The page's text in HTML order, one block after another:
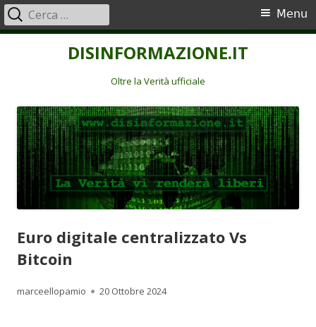
DISINFORMAZIONE.IT
Oltre la Verità ufficiale
Menu
principale
Menu
Ricerca
per:
Euro digitale centralizzato Vs
Bitcoin
Autore
marceellopamio Pubblicato
20 Ottobre 2024